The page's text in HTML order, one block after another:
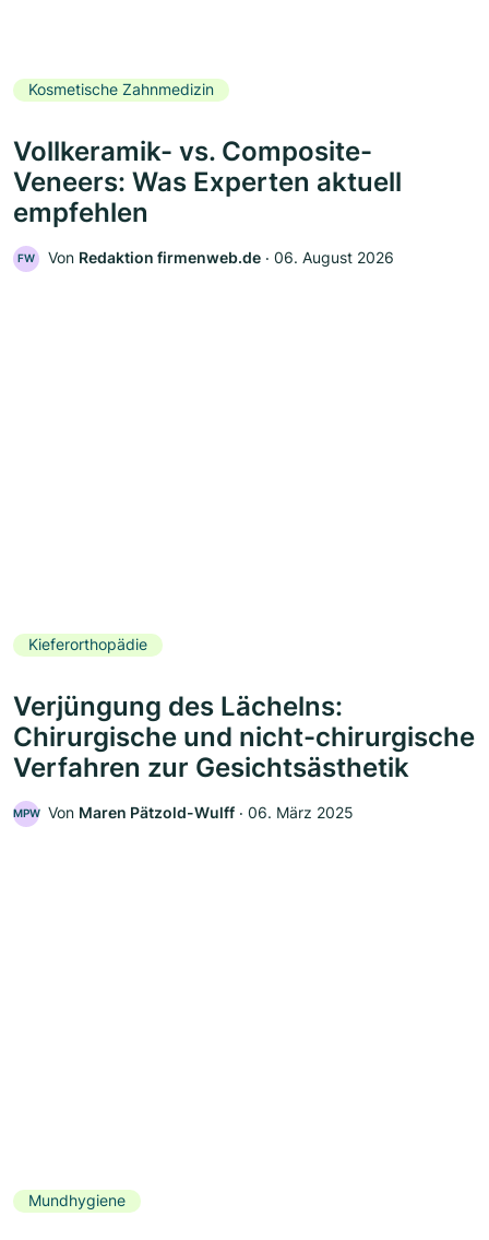
Kosmetische Zahnmedizin
Vollkeramik- vs. Composite-
Veneers: Was Experten aktuell
empfehlen
FW Von Redaktion firmenweb.de ‧ 06. August 2026
Kieferorthopädie
Verjüngung des Lächelns:
Chirurgische und nicht-chirurgische
Verfahren zur Gesichtsästhetik
MPW Von Maren Pätzold-Wulff ‧ 06. März 2025
Mundhygiene